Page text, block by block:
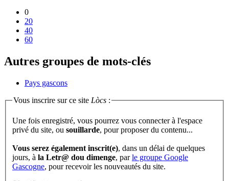
0
20
40
60
Autres groupes de mots-clés
Pays gascons
Vous inscrire sur ce site Lòcs :
Une fois enregistré, vous pourrez vous connecter à l'espace
privé du site, ou souillarde , pour proposer du contenu...
Vous serez également inscrit(e), dans un délai de quelques
jours, à la Letr@ dou dimenge, parle groupe Google
Gascogne, pour recevoir les nouveautés du site.